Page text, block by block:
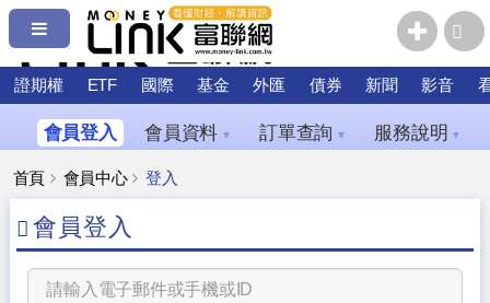
證期權 ETF 國際 基金 外匯 債券 新聞 影音
會員登入 會員資料 ▼ 訂單查詢 ▼ 服務說明 ▼
首頁 會員中心 登入
會員登入